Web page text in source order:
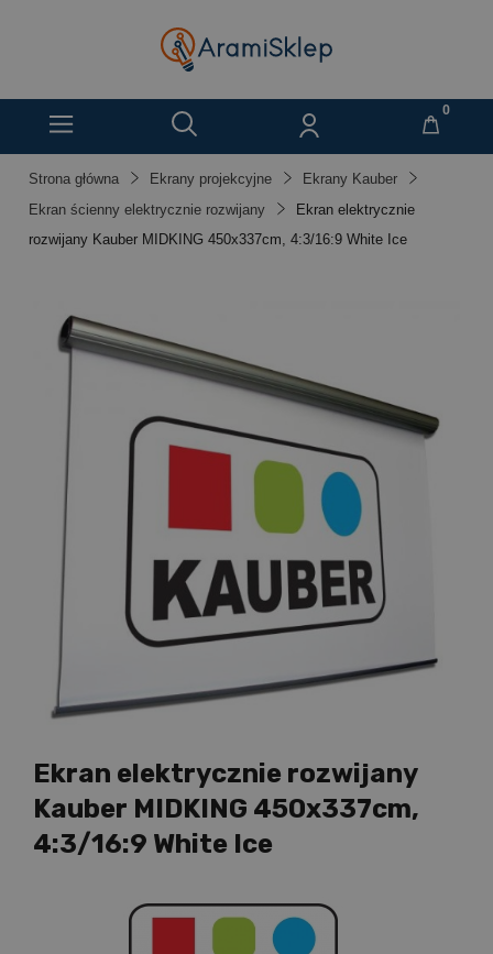
Strona główna Ekrany projekcyjne
Ekrany Kauber
Ekran ścienny elektrycznie rozwijany
Ekran elektrycznie
rozwijany Kauber MIDKING 450x337cm, 4:3/16:9 White Ice
Ekran elektrycznie rozwijany
Kauber MIDKING 450x337cm,
4:3/16:9 White Ice